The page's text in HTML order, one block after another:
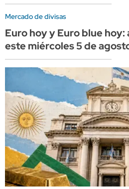
Mercado de divisas
Euro hoy y Euro blue hoy:
este miércoles 5 de